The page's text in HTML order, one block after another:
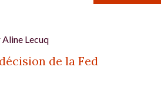
Aline Lecuq
de la Fed